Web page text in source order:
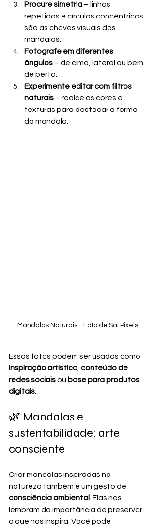
Procure simetria – linhas
repetidas e círculos concêntricos
são as chaves visuais das
mandalas.
Fotografe em diferentes
ângulos – de cima, lateral ou bem
de perto.
Experimente editar com filtros
naturais – realce as cores e
texturas para destacar a forma
da mandala.
Mandalas Naturais - Foto de Sai Pixels
Essas fotos podem ser usadas como
inspiração artística conteúdo de
redes sociais ou base para produtos
digitais
🌿 Mandalas e
sustentabilidade: arte
consciente
Criar mandalas inspiradas na
natureza também é um gesto de
consciência ambiental . Elas nos
lembram da importância de preservar
o que nos inspira. Você pode